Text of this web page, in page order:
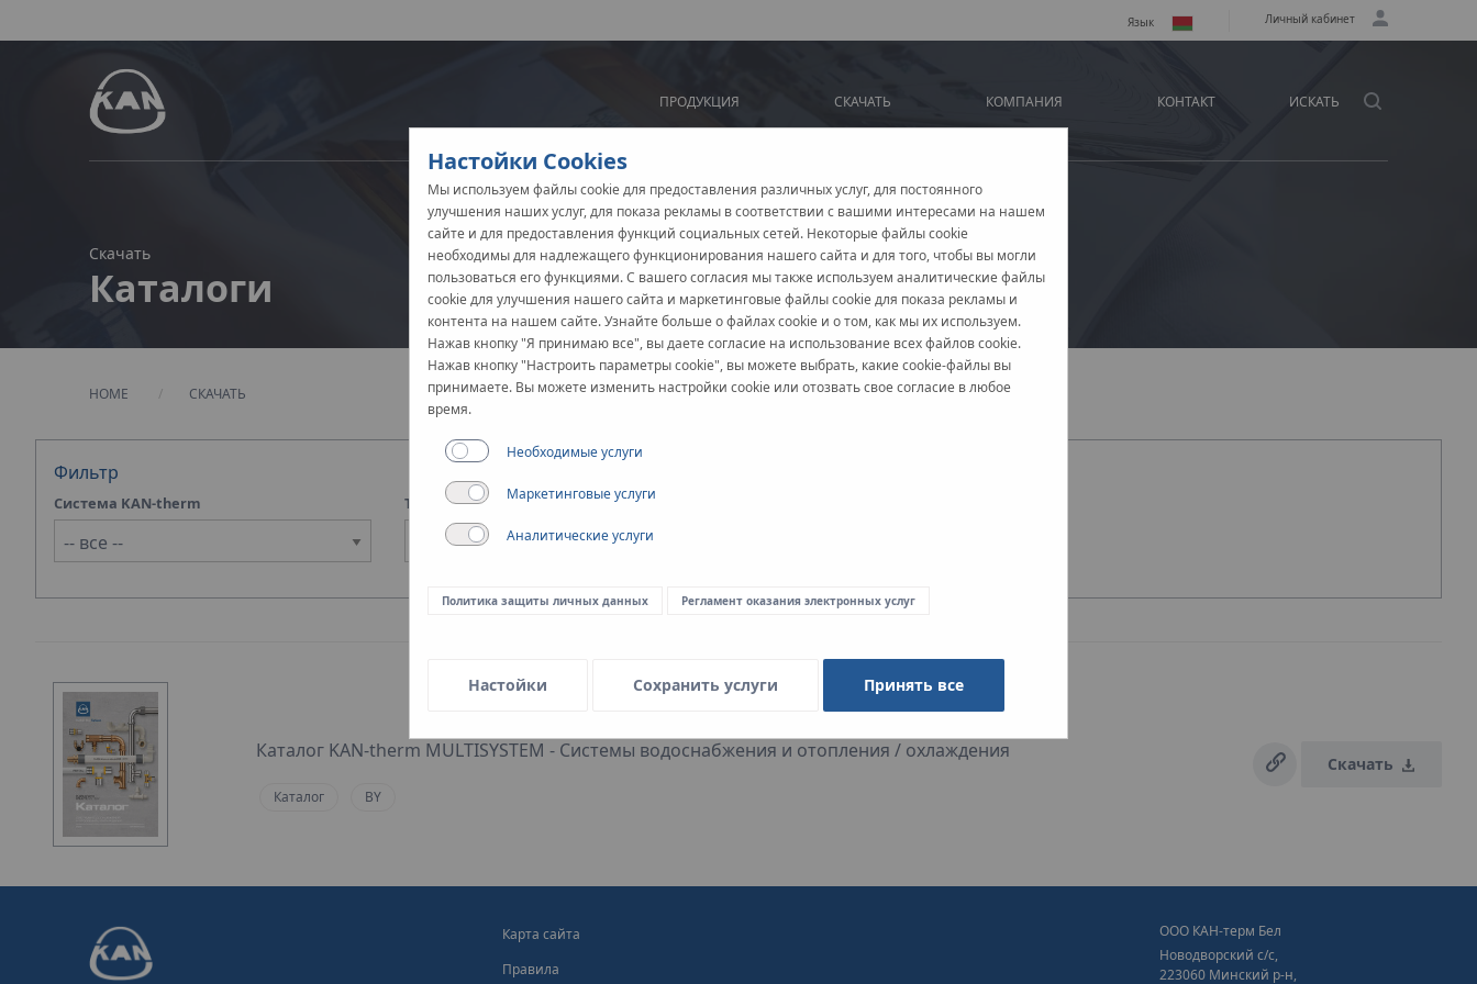
Язык Личный кабинет
ПРОДУКЦИЯ СКАЧАТЬ КОМПАНИЯ КОНТАКТ ИСКАТЬ
Скачать
Каталоги
HOME СКАЧАТЬ
Фильтр
Система KAN-therm Тип
Selected 1 of 15
Каталог KAN-therm MULTISYSTEM - Системы водоснабжения и отопления / охлаждения
Каталог BY
Скачать
Карта сайта
Правила
ООО КАН-терм Бел
Новодворский с/с,
223060 Минский р-н,
Настойки Cookies
Мы используем файлы cookie для предоставления различных услуг, для постоянного
улучшения наших услуг, для показа рекламы в соответствии с вашими интересами на нашем
сайте и для предоставления функций социальных сетей. Некоторые файлы cookie
необходимы для надлежащего функционирования нашего сайта и для того, чтобы вы могли
пользоваться его функциями. С вашего согласия мы также используем аналитические файлы
cookie для улучшения нашего сайта и маркетинговые файлы cookie для показа рекламы и
контента на нашем сайте. Узнайте больше о файлах cookie и о том, как мы их используем.
Нажав кнопку "Я принимаю все", вы даете согласие на использование всех файлов cookie.
Нажав кнопку "Настроить параметры cookie", вы можете выбрать, какие cookie-файлы вы
принимаете. Вы можете изменить настройки cookie или отозвать свое согласие в любое
время.
Необходимые услуги
Маркетинговые услуги
Аналитические услуги
Политика защиты личных данных Регламент оказания электронных услуг
Настойки Сохранить услуги Принять все